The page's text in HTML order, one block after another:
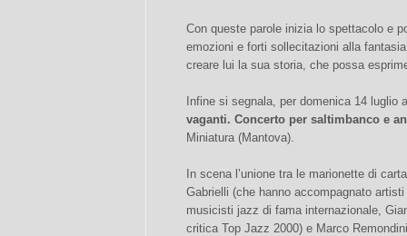
Con queste parole inizia lo spettacolo e
emozioni e forti sollecitazioni alla
creare lui la sua storia, che possa
Infine si segnala, per domenica 14 luglio
vaganti. Concerto per saltimbanco e
Miniatura (Mantova).
In scena l’unione tra le marionette di
Gabrielli (che hanno accompagnato
musicisti jazz di fama internazionale,
critica Top Jazz 2000) e Marco